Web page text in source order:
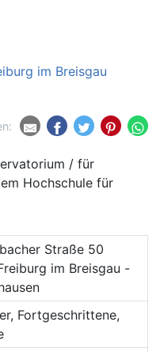
im Breisgau
/ für
Hochschule für
Straße 50
im Breisgau -
Fortgeschrittene,